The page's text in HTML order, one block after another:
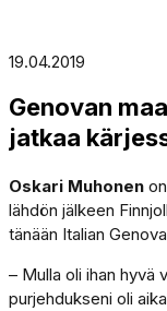
19.04.2019
Genovan
jatkaa
Oskari Muhonen
lähdön jälkeen
tänään Italian
– Mulla oli ihan hyvä
purjehdukseni oli